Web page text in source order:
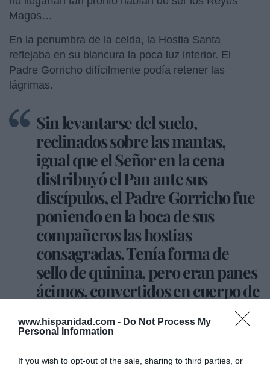
www.hispanidad.com - Do Not Process My
Personal Information
If you wish to opt-out of the sale, sharing to third parties, or
Magos…
En la penumbra de la celda, la Hostia Santa
reflejaba en su blancura la poca luz interior. El
Padre Gorricho difícilmente podía retener las
lágrimas.
Sin levantarse del suelo,
reclinados sobre las mantas,
igual que el Señor en la cena
distribuyó el Pan ante sus
discípulos, el Padre Gorricho fue
poniendo en la boca de sus
compañeros las hostias
consagradas. Tenía forma de
sello de quinina, pero eran panes
ácimos, convertidos en cuerpo de